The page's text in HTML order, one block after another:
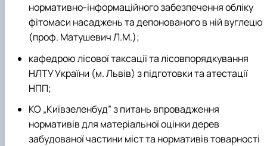
нормативно-інформаційного забезпечення обліку
фітомаси насаджень та депонованого в ній вуглецю
(проф. Матушевич Л.М.);
кафедрою лісової таксації та лісовпорядкування
НЛТУ України (м. Львів) з підготовки та атестації
НПП;
КО „Київзеленбуд” з питань впровадження
нормативів для матеріальної оцінки дерев
забудованої частини міст та нормативів товарності